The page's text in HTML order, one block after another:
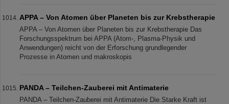
APPA – Von Atomen über Planeten bis zur Krebstherapie
APPA – Von Atomen über Planeten bis zur Krebstherapie Das
Forschungsspektrum bei APPA (Atom-, Plasma-Physik und
Anwendungen) reicht von der Erforschung grundlegender
Prozesse in Atomen und makroskopis
PANDA – Teilchen-Zauberei mit Antimaterie
PANDA – Teilchen-Zauberei mit Antimaterie Die Starke Kraft ist